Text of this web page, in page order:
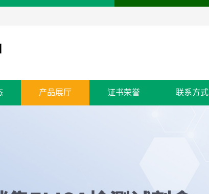
产品展厅 证书荣誉 联系方式